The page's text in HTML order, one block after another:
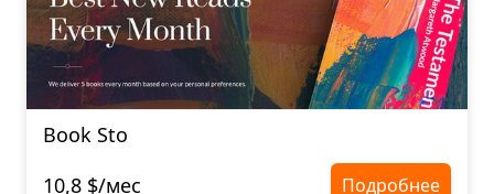
Book Sto
10,8 $/мес
Подробнее